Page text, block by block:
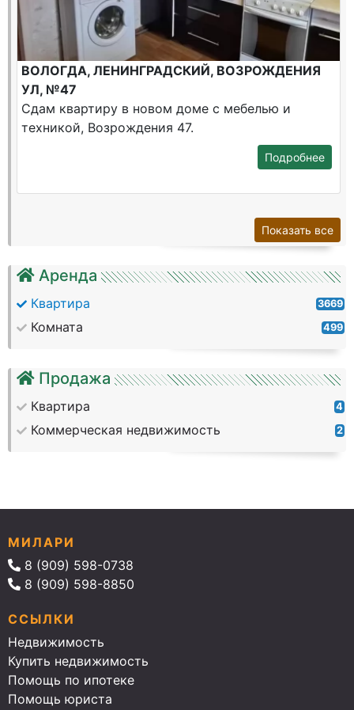
Аренда
Квартира 3669
Комната 499
Продажа
Квартира 4
Коммерческая недвижимость 2
ВОЛОГДА, ЛЕНИНГРАДСКИЙ, ВОЗРОЖДЕНИЯ
УЛ, №47
Сдам квартиру в новом доме с мебелью и
техникой, Возрождения 47.
Подробнее
Показать все
МИЛАРИ
8 (909) 598-0738
8 (909) 598-8850
ССЫЛКИ
Недвижимость
Купить недвижимость
Помощь по ипотеке
Помощь юриста